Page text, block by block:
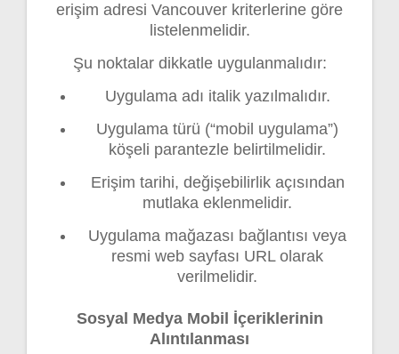
erişim adresi Vancouver kriterlerine göre
listelenmelidir.
Şu noktalar dikkatle uygulanmalıdır:
Uygulama adı italik yazılmalıdır.
Uygulama türü (“mobil uygulama”)
köşeli parantezle belirtilmelidir.
Erişim tarihi, değişebilirlik açısından
mutlaka eklenmelidir.
Uygulama mağazası bağlantısı veya
resmi web sayfası URL olarak
verilmelidir.
Sosyal Medya Mobil İçeriklerinin
Alıntılanması